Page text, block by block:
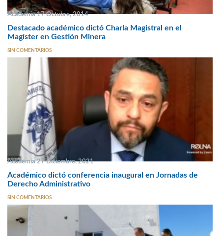
Academia 17 Octubre, 2014
Destacado académico dictó Charla Magistral en el
Magíster en Gestión Minera
SIN COMENTARIOS
Academia 27 Diciembre, 2021
Académico dictó conferencia inaugural en Jornadas de
Derecho Administrativo
SIN COMENTARIOS